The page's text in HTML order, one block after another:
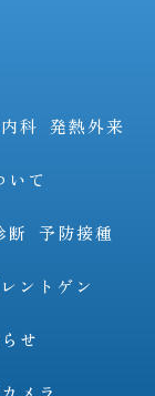
科 発熱外来
いて
断 予防接種
ントゲン
せ